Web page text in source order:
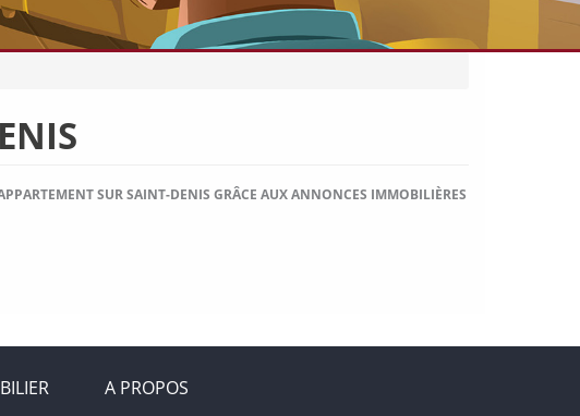
SUR SAINT-DENIS GRÂCE AUX ANNONCES IMMOBILIÈRES
A PROPOS